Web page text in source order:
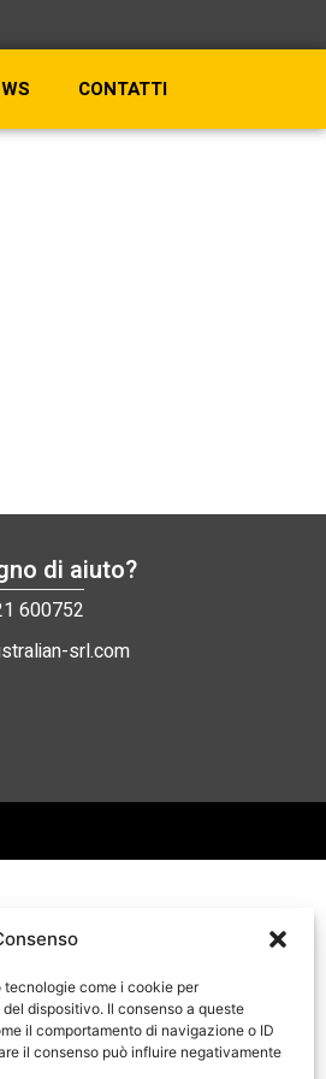
come i cookie per
dispositivo. Il consenso a queste
il comportamento di navigazione o ID
il consenso può influire negativamente
CONTATTI
di aiuto?
600752
srl.com